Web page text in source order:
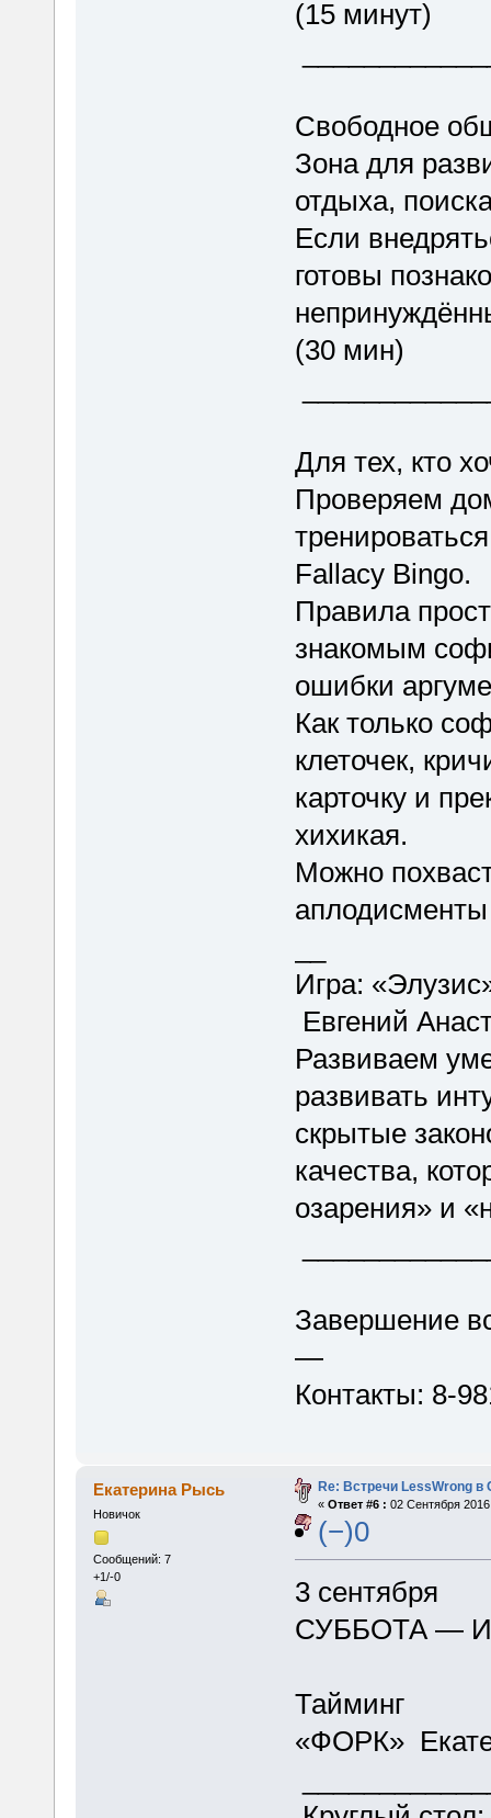
(15 минут)
Свободное
Зона для
отдыха,
Если
готовы
(30 мин)
Для тех, кто
Проверяем
Fallacy Bingo.
Правила
знакомым
ошибки
Как только
клеточек,
карточку и
хихикая.
Можно
Игра:
Евгений
Развиваем
развивать
скрытые
качества,
озарения» и
Завершение
—
Контакты: 8-
Екатерина Рысь
Новичок
Сообщений: 7
+1/-0
Re: Встречи LessWrong в
« Ответ #6 : 02 Сентября
(−)0
3 сентября
СУББОТА —
Тайминг
«ФОРК»